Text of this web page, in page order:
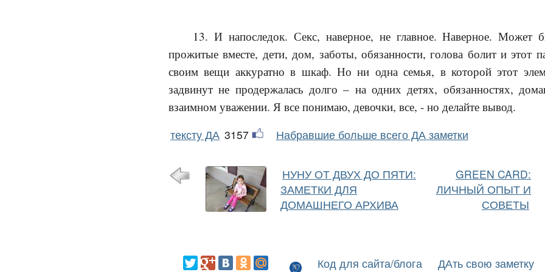
13. И напоследок. Секс, наверное, не главное. Наверное. Может
прожитые вместе, дети, дом, заботы, обязанности, голова болит и этот
своим вещи аккуратно в шкаф. Но ни одна семья, в которой этот
задвинут не продержалась долго – на одних детях, обязанностях,
взаимном уважении. Я все понимаю, девочки, все, - но делайте вывод.
тексту ДА 3157 Набравшие больше всего ДА заметки
НУНУ ОТ ДВУХ ДО ПЯТИ:
ЗАМЕТКИ ДЛЯ
ДОМАШНЕГО АРХИВА
GREEN CARD:
ЛИЧНЫЙ ОПЫТ И
СОВЕТЫ
Код для сайта/блога ДАть свою заметку